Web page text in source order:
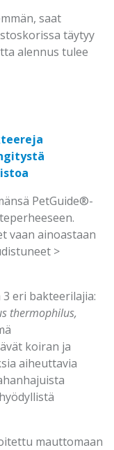
saat
täytyy
alennus tulee
PetGuide®-
vaan ainoastaan
>
eri bakteerilajia:
thermophilus,
koiran ja
aiheuttavia
mauttomaan